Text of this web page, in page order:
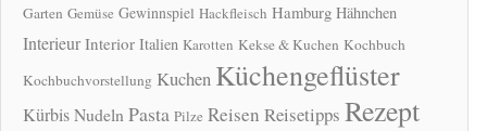
Garten Gemüse Gewinnspiel Hackfleisch Hamburg Hähnchen
Interieur Interior Italien Karotten Kekse & Kuchen Kochbuch
Kochbuchvorstellung Kuchen Küchengeflüster
KürbisNudelnPasta Pilze Reisen Reisetipps Rezept